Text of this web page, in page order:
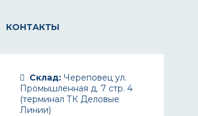
КОНТАКТЫ
Склад: Череповец ул.
Промышленная д. 7 стр. 4
(терминал ТК Деловые
Линии)